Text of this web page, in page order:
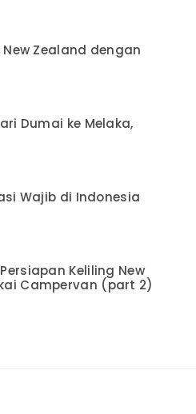
New Zealand dengan
Dumai ke Melaka,
Wajib di Indonesia
Keliling New
Campervan (part 2)